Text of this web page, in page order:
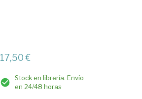
17,50 €
Stock en librería. Envío
en 24/48 horas